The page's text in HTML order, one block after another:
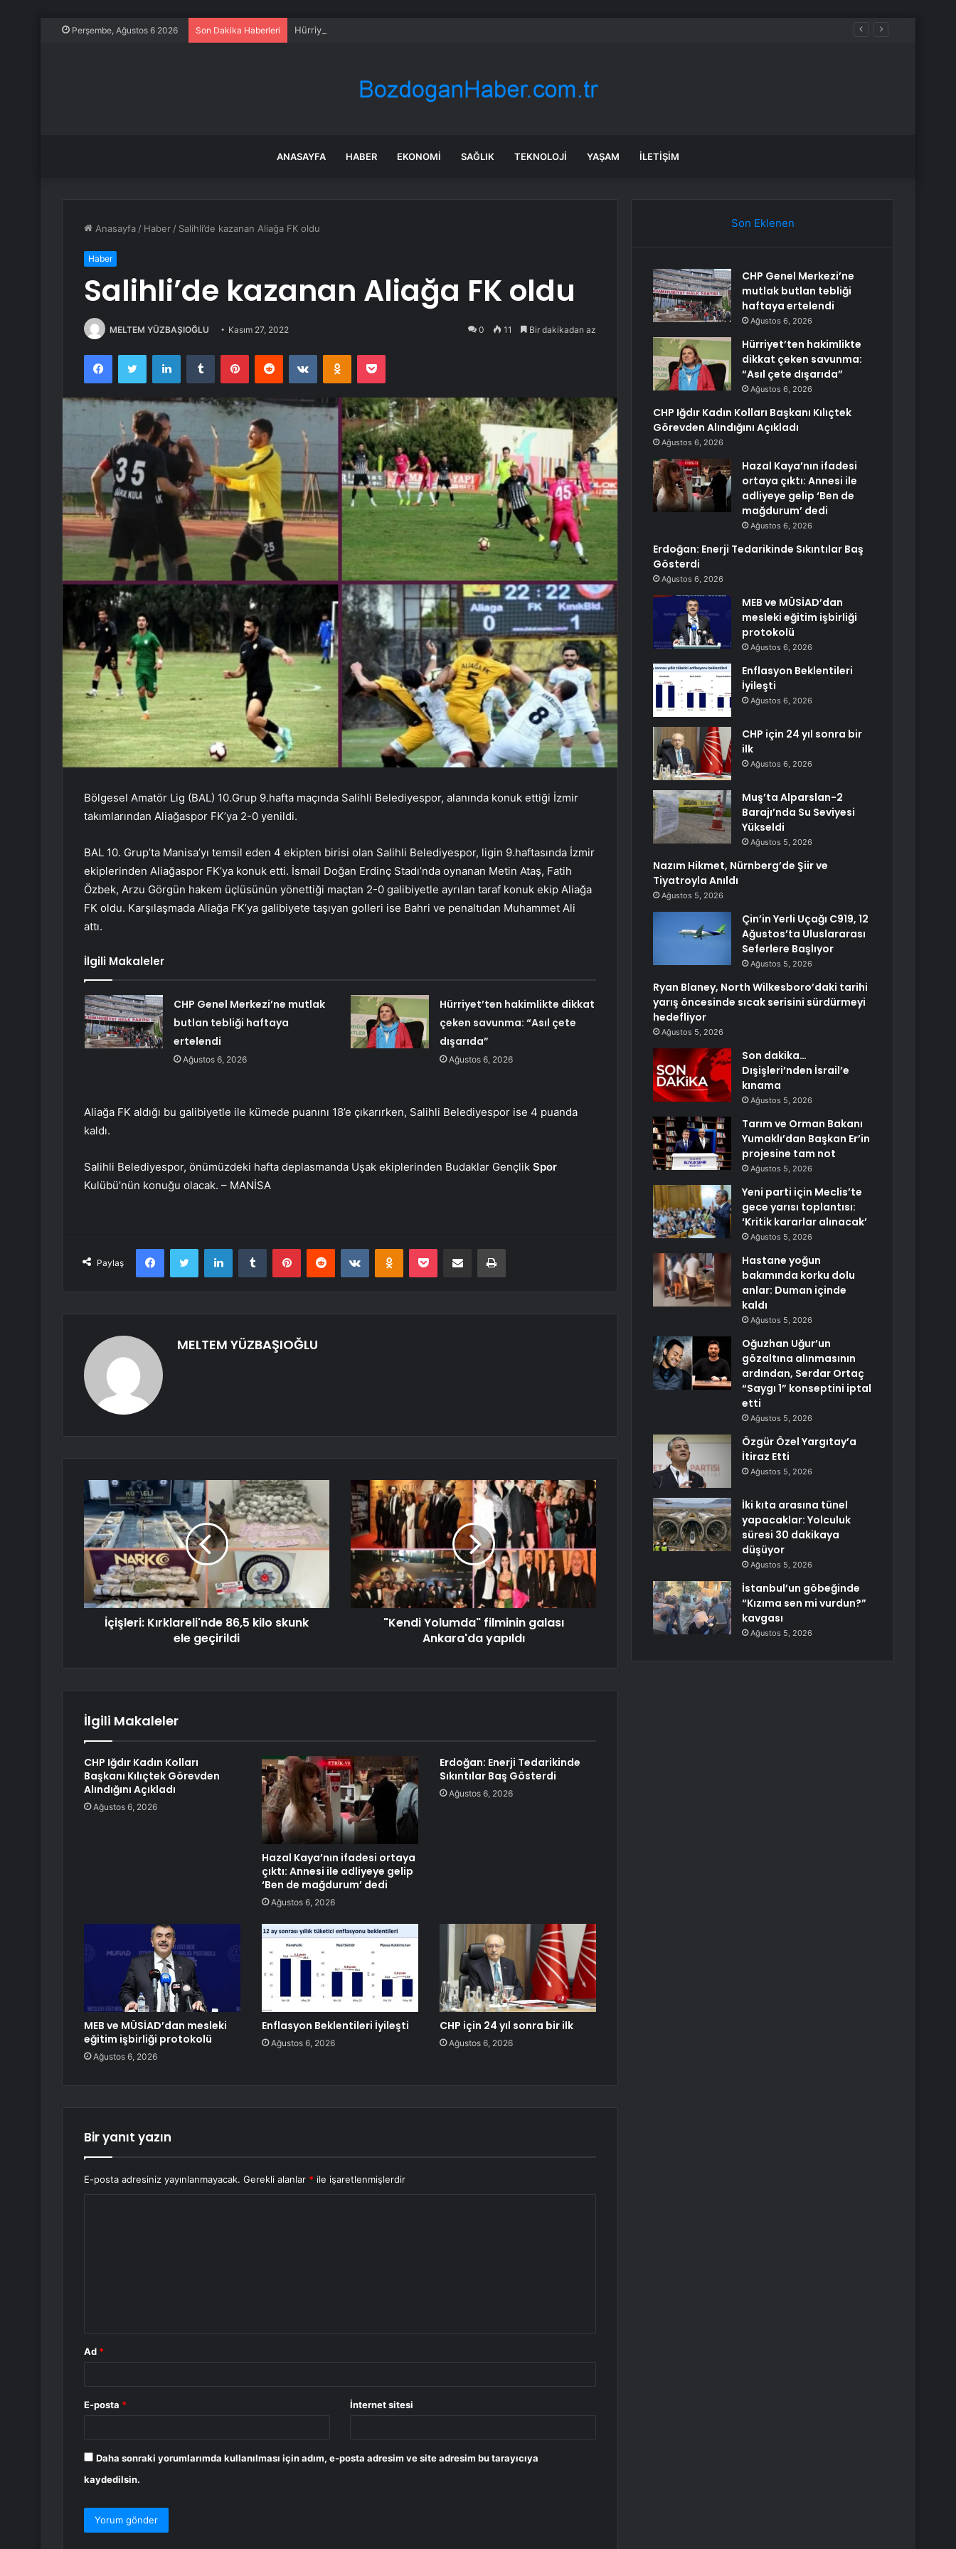
Perşembe, Ağustos 6 2026 Son Dakika Haberleri Hürriyet’ten hakimlikte dikkat çeken savunma: “Asıl çete dışarıda”
ANASAYFA HABER EKONOMI SAĞLIK TEKNOLOJI YAŞAM İLETIŞIM
Anasayfa / Haber / Salihli’de kazanan Aliağa FK oldu
Haber
Salihli’de kazanan Aliağa FK oldu
MELTEM YÜZBAŞIOĞLU Kasım 27, 2022 0 11 Bir dakikadan az
FacebookTwitter LinkedInTumblr PinterestReddit VKontakteOdnoklassniki
Pocket
Bölgesel Amatör Lig (BAL) 10.Grup 9.hafta maçında Salihli Belediyespor, alanında konuk ettiği İzmir
takımlarından Aliağaspor FK’ya 2-0 yenildi.
BAL 10. Grup’ta Manisa’yı temsil eden 4 ekipten birisi olan Salihli Belediyespor, ligin 9.haftasında İzmir
ekiplerinden Aliağaspor FK’ya konuk etti. İsmail Doğan Erdinç Stadı’nda oynanan Metin Ataş, Fatih
Özbek, Arzu Görgün hakem üçlüsünün yönettiği maçtan 2-0 galibiyetle ayrılan taraf konuk ekip Aliağa
FK oldu. Karşılaşmada Aliağa FK’ya galibiyete taşıyan golleri ise Bahri ve penaltıdan Muhammet Ali
attı.
İlgili Makaleler
CHP Genel Merkezi’ne mutlak
butlan tebliği haftaya
ertelendi
Ağustos 6, 2026
Hürriyet’ten hakimlikte dikkat
çeken savunma: “Asıl çete
dışarıda”
Ağustos 6, 2026
Aliağa FK aldığı bu galibiyetle ile kümede puanını 18’e çıkarırken, Salihli Belediyespor ise 4 puanda
kaldı.
Salihli Belediyespor, önümüzdeki hafta deplasmanda Uşak ekiplerinden Budaklar Gençlik Spor
Kulübü’nün konuğu olacak. – MANİSA
Paylaş
FacebookTwitter LinkedInTumblr PinterestReddit VKontakteOdnoklassniki
Pocket E-Posta ile paylaş Yazdır
MELTEM YÜZBAŞIOĞLU
İçişleri: Kırklareli'nde 86,5 kilo skunk
ele geçirildi
"Kendi Yolumda" filminin galası
Ankara'da yapıldı
İlgili Makaleler
CHP Iğdır Kadın Kolları
Başkanı Kılıçtek Görevden
Alındığını Açıkladı
Ağustos 6, 2026
Hazal Kaya’nın ifadesi ortaya
çıktı: Annesi ile adliyeye gelip
‘Ben de mağdurum’ dedi
Ağustos 6, 2026
Erdoğan: Enerji Tedarikinde
Sıkıntılar Baş Gösterdi
Ağustos 6, 2026
MEB ve MÜSİAD’dan mesleki
eğitim işbirliği protokolü
Ağustos 6, 2026
Enflasyon Beklentileri İyileşti
Ağustos 6, 2026
CHP için 24 yıl sonra bir ilk
Ağustos 6, 2026
Bir yanıt yazın
E-posta adresiniz yayınlanmayacak. Gerekli alanlar * ile işaretlenmişlerdir
Ad *
E-posta * İnternet sitesi
Daha sonraki yorumlarımda kullanılması için adım, e-posta adresim ve site adresim bu tarayıcıya
kaydedilsin.
Son Eklenen
CHP Genel Merkezi’ne
mutlak butlan tebliği
haftaya ertelendi
Ağustos 6, 2026
Hürriyet’ten hakimlikte
dikkat çeken savunma:
“Asıl çete dışarıda”
Ağustos 6, 2026
CHP Iğdır Kadın Kolları Başkanı Kılıçtek
Görevden Alındığını Açıkladı
Ağustos 6, 2026
Hazal Kaya’nın ifadesi
ortaya çıktı: Annesi ile
adliyeye gelip ‘Ben de
mağdurum’ dedi
Ağustos 6, 2026
Erdoğan: Enerji Tedarikinde Sıkıntılar Baş
Gösterdi
Ağustos 6, 2026
MEB ve MÜSİAD’dan
mesleki eğitim işbirliği
protokolü
Ağustos 6, 2026
Enflasyon Beklentileri
İyileşti
Ağustos 6, 2026
CHP için 24 yıl sonra bir
ilk
Ağustos 6, 2026
Muş’ta Alparslan-2
Barajı’nda Su Seviyesi
Yükseldi
Ağustos 5, 2026
Nazım Hikmet, Nürnberg’de Şiir ve
Tiyatroyla Anıldı
Ağustos 5, 2026
Çin’in Yerli Uçağı C919, 12
Ağustos’ta Uluslararası
Seferlere Başlıyor
Ağustos 5, 2026
Ryan Blaney, North Wilkesboro’daki tarihi
yarış öncesinde sıcak serisini sürdürmeyi
hedefliyor
Ağustos 5, 2026
Son dakika…
Dışişleri’nden İsrail’e
kınama
Ağustos 5, 2026
Tarım ve Orman Bakanı
Yumaklı’dan Başkan Er’in
projesine tam not
Ağustos 5, 2026
Yeni parti için Meclis’te
gece yarısı toplantısı:
‘Kritik kararlar alınacak’
Ağustos 5, 2026
Hastane yoğun
bakımında korku dolu
anlar: Duman içinde
kaldı
Ağustos 5, 2026
Oğuzhan Uğur’un
gözaltına alınmasının
ardından, Serdar Ortaç
“Saygı 1” konseptini iptal
etti
Ağustos 5, 2026
Özgür Özel Yargıtay’a
İtiraz Etti
Ağustos 5, 2026
İki kıta arasına tünel
yapacaklar: Yolculuk
süresi 30 dakikaya
düşüyor
Ağustos 5, 2026
İstanbul’un göbeğinde
“Kızıma sen mi vurdun?”
kavgası
Ağustos 5, 2026